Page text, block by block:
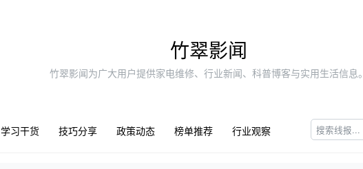
竹翠影闻
竹翠影闻为广大用户提供家电维修、行业新闻、科普博客与实用生活信息
学习干货 技巧分享 政策动态 榜单推荐 行业观察